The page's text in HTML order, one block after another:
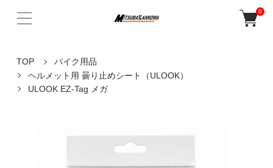
0
TOP
バイク用品
ヘルメット用 曇り止めシート（ULOOK）
ULOOK EZ-Tag メガ